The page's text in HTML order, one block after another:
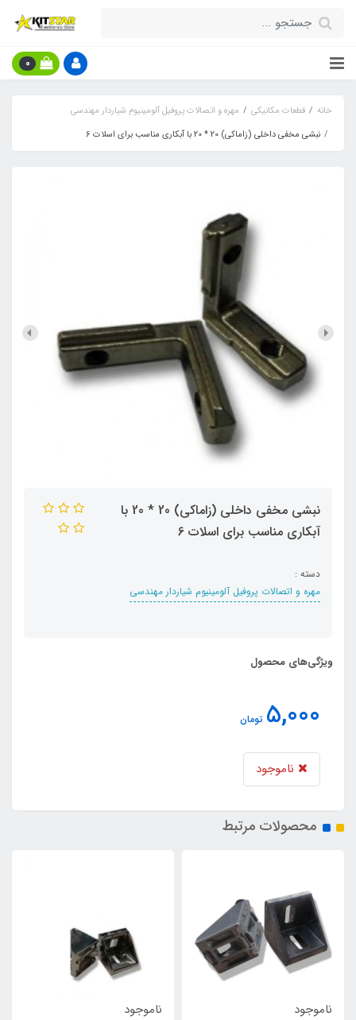
0
خانه قطعات مکانیکی
مهره و اتصالات پروفیل آلومینیوم شیاردار مهندسی
نبشی مخفی داخلی (زاماکی) 20 * 20 با آبکاری مناسب برای اسلات 6
نبشی مخفی داخلی (زاماکی) 20 * 20 با
آبکاری مناسب برای اسلات 6
دسته :
مهره و اتصالات پروفیل آلومینیوم شیاردار مهندسی
ویژگی‌های محصول
5,000 تومان
ناموجود
محصولات مرتبط
ناموجود ناموجود